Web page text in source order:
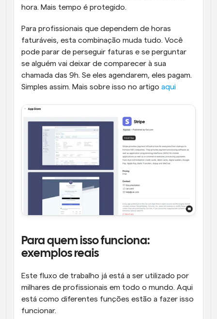
hora. Mais tempo é protegido.
Para profissionais que dependem de horas
faturáveis, esta combinação muda tudo. Você
pode parar de perseguir faturas e se perguntar
se alguém vai deixar de comparecer à sua
chamada das 9h. Se eles agendarem, eles pagam.
Simples assim. Mais sobre isso no artigo aqui
Para quem isso funciona:
exemplos reais
Este fluxo de trabalho já está a ser utilizado por
milhares de profissionais em todo o mundo. Aqui
está como diferentes funções estão a fazer isso
funcionar.